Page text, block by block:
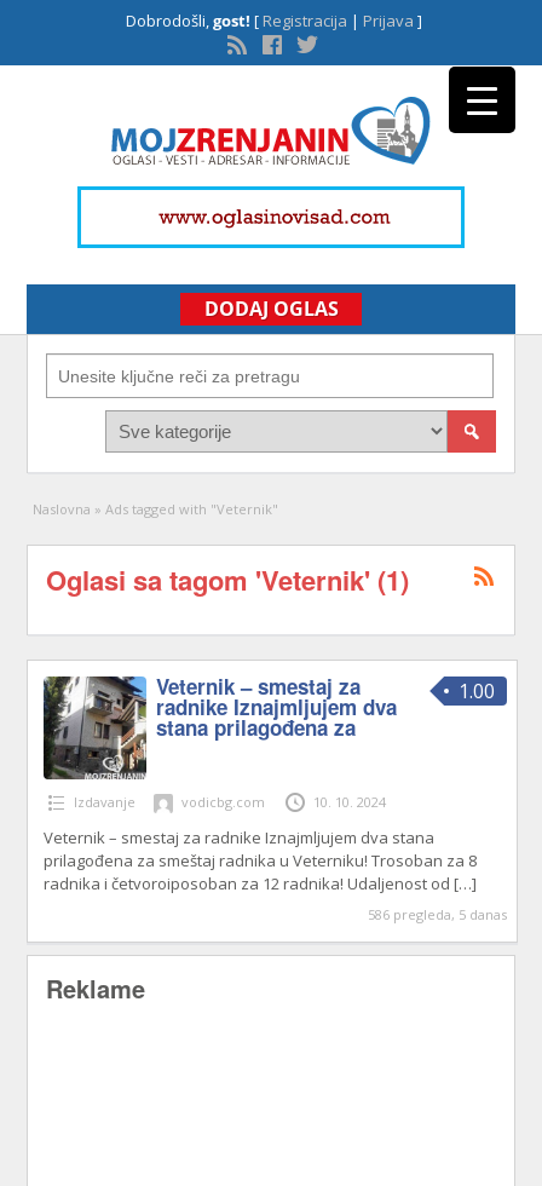
Dobrodošli,gost! [Registracija | Prijava ]
DODAJ OGLAS
Naslovna » Ads tagged with "Veternik"
Oglasi sa tagom 'Veternik' (1)
1.00
Veternik – smestaj za
radnike Iznajmljujem dva
stana prilagođena za
Izdavanje vodicbg.com 10. 10. 2024
Veternik – smestaj za radnike Iznajmljujem dva stana
prilagođena za smeštaj radnika u Veterniku! Trosoban za 8
radnika i četvoroiposoban za 12 radnika! Udaljenost od […]
586 pregleda, 5 danas
Reklame